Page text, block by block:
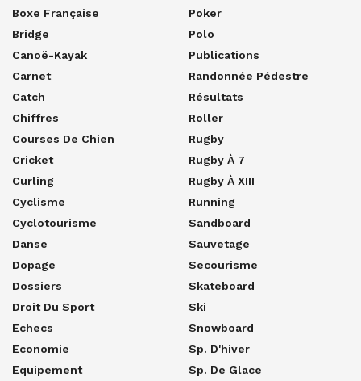
Boxe Française
Bridge
Canoë-Kayak
Carnet
Catch
Chiffres
Courses De Chien
Cricket
Curling
Cyclisme
Cyclotourisme
Danse
Dopage
Dossiers
Droit Du Sport
Echecs
Economie
Equipement
Poker
Polo
Publications
Randonnée Pédestre
Résultats
Roller
Rugby
Rugby À 7
Rugby À XIII
Running
Sandboard
Sauvetage
Secourisme
Skateboard
Ski
Snowboard
Sp. D'hiver
Sp. De Glace